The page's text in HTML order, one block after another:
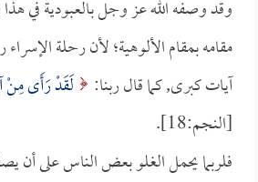
وقد وصفه الله عز وجل بالعبودية في هذا
مقامه بمقام الألوهية؛ لأن رحلة
آيات كبرى, كما قال ربنا: لَقَدْ رَأَى مِنْ
[النجم:18].
فلربما يحمل الغلو بعض الناس على أن